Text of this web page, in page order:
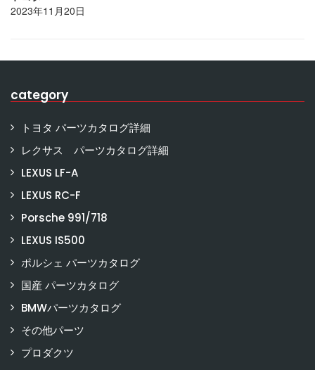
2023年11月20日
category
トヨタ パーツカタログ詳細
レクサス パーツカタログ詳細
LEXUS LF-A
LEXUS RC-F
Porsche 991/718
LEXUS IS500
ポルシェ パーツカタログ
国産 パーツカタログ
BMWパーツカタログ
その他パーツ
プロダクツ